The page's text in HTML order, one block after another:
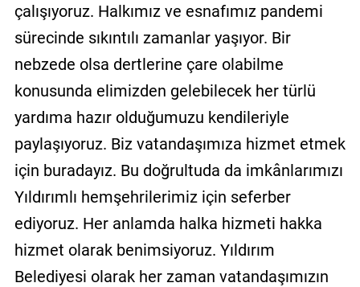
çalışıyoruz. Halkımız ve esnafımız pandemi
sürecinde sıkıntılı zamanlar yaşıyor. Bir
nebzede olsa dertlerine çare olabilme
konusunda elimizden gelebilecek her türlü
yardıma hazır olduğumuzu kendileriyle
paylaşıyoruz. Biz vatandaşımıza hizmet etmek
için buradayız. Bu doğrultuda da imkânlarımızı
Yıldırımlı hemşehrilerimiz için seferber
ediyoruz. Her anlamda halka hizmeti hakka
hizmet olarak benimsiyoruz. Yıldırım
Belediyesi olarak her zaman vatandaşımızın